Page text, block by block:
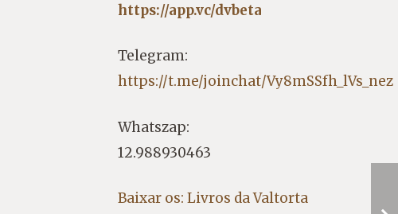
https://app.vc/dvbeta
Telegram:
https://t.me/joinchat/Vy8mSSfh_lVs_nez
Whatszap:
12.988930463
Baixar os: Livros da Valtorta